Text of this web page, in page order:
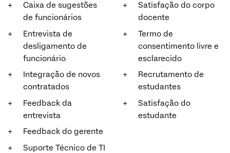
Caixa de sugestões
de funcionários
Entrevista de
desligamento de
funcionário
Integração de novos
contratados
Feedback da
entrevista
Feedback do gerente
Suporte Técnico de TI
Satisfação do corpo
docente
Termo de
consentimento livre e
esclarecido
Recrutamento de
estudantes
Satisfação do
estudante